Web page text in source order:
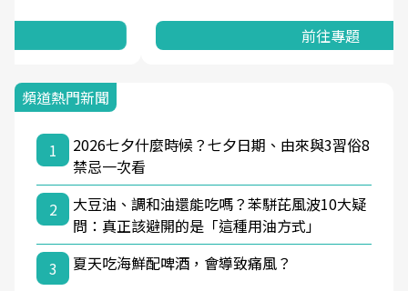
頻道熱門新聞
1
2026七夕什麼時候？七夕日期、由來與3習俗8
禁忌一次看
2
大豆油、調和油還能吃嗎？苯駢芘風波10大疑
問：真正該避開的是「這種用油方式」
3
夏天吃海鮮配啤酒，會導致痛風？